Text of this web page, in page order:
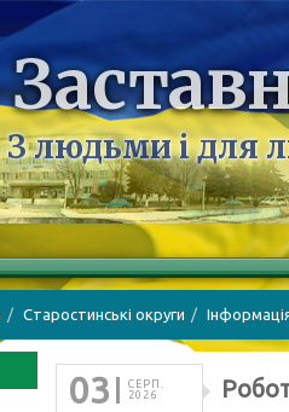
З людьми і для
Старостинські округи
03
СЕРП.
2026